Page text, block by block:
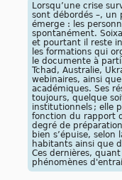
Lorsqu’une crise
sont débordés –, un
émerge : les
spontanément.
et pourtant il reste
les formations qui
le documente à
Tchad, Australie,
webinaires, ainsi
académiques. Ses
toujours, quelque
institutionnels ; elle
fonction du rapport
degré de
bien s’épuise,
habitants ainsi que
Ces dernières,
phénomènes